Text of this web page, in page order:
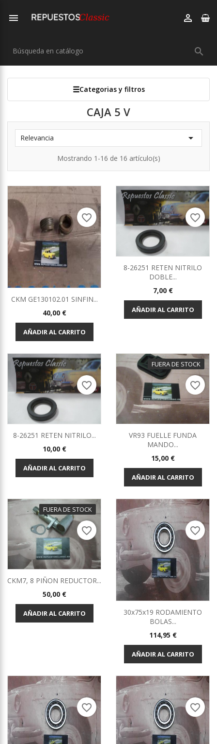
 

Categorias y filtros
CAJA 5 V
Relevancia 
Mostrando 1-16 de 16 artículo(s)
CKM GE130102.01 SINFIN...
Precio
40,00 €
AÑADIR AL CARRITO
favorite_border
8-26251 RETEN NITRILO
DOBLE...
Precio
7,00 €
AÑADIR AL CARRITO
favorite_border
8-26251 RETEN NITRILO...
Precio
10,00 €
AÑADIR AL CARRITO
favorite_border
FUERA DE STOCK
VR93 FUELLE FUNDA
MANDO...
Precio
15,00 €
AÑADIR AL CARRITO
favorite_border
FUERA DE STOCK
CKM7, 8 PIÑON REDUCTOR...
Precio
50,00 €
AÑADIR AL CARRITO
favorite_border
30x75x19 RODAMIENTO
BOLAS...
Precio
114,95 €
AÑADIR AL CARRITO
favorite_border
favorite_border favorite_border